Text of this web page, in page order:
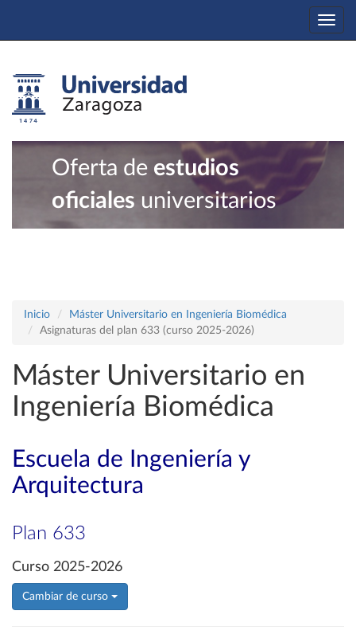
Oferta de estudios
oficiales universitarios
Inicio
Máster Universitario en Ingeniería Biomédica
Asignaturas del plan 633 (curso 2025-2026)
Máster Universitario en
Ingeniería Biomédica
Escuela de Ingeniería y
Arquitectura
Plan 633
Curso 2025-2026
Cambiar de curso